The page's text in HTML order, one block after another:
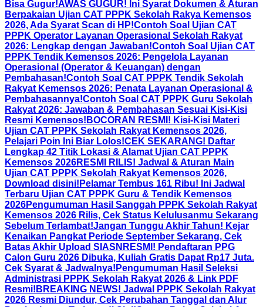
Bisa Gugur!AWAS GUGUR! Ini Syarat Dokumen & Aturan
Berpakaian Ujian CAT PPPK Sekolah Rakya Kemensos
2026, Ada Syarat Scan di HP!Contoh Soal Ujian CAT
PPPK Operator Layanan Operasional Sekolah Rakyat
2026: Lengkap dengan Jawaban!Contoh Soal Ujian CAT
PPPK Tendik Kemensos 2026: Pengelola Layanan
Operasional (Operator & Keuangan) dengan
Pembahasan!Contoh Soal CAT PPPK Tendik Sekolah
Rakyat Kemensos 2026: Penata Layanan Operasional &
Pembahasannya!Contoh Soal CAT PPPK Guru Sekolah
Rakyat 2026: Jawaban & Pembahasan Sesuai Kisi-Kisi
Resmi Kemensos! BOCORAN RESMI! Kisi-Kisi Materi
Ujian CAT PPPK Sekolah Rakyat Kemensos 2026,
Pelajari Poin Ini Biar Lolos!CEK SEKARANG! Daftar
Lengkap 42 Titik Lokasi & Alamat Ujian CAT PPPK
Kemensos 2026RESMI RILIS! Jadwal & Aturan Main
Ujian CAT PPPK Sekolah Rakyat Kemensos 2026,
Download disini! Pelamar Tembus 161 Ribu! Ini Jadwal
Terbaru Ujian CAT PPPK Guru & Tendik Kemensos
2026Pengumuman Hasil Sanggah PPPK Sekolah Rakyat
Kemensos 2026 Rilis, Cek Status Kelulusanmu Sekarang
Sebelum Terlambat!Jangan Tunggu Akhir Tahun! Kejar
Kenaikan Pangkat Periode September Sekarang, Cek
Batas Akhir Upload SIASN RESMI! Pendaftaran PPG
Calon Guru 2026 Dibuka, Kuliah Gratis Dapat Rp17 Juta.
Cek Syarat & Jadwalnya! Pengumuman Hasil Seleksi
Administrasi PPPK Sekolah Rakyat 2026 & Link PDF
Resmi! BREAKING NEWS! Jadwal PPPK Sekolah Rakyat
2026 Resmi Diundur, Cek Perubahan Tanggal dan Alur